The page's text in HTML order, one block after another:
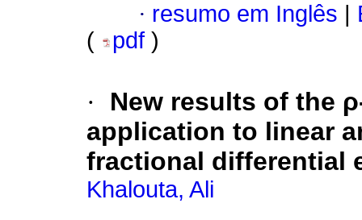
· resumo em Inglês
(
pdf )
·
New results of the
application to linear
fractional differential
Khalouta, Ali